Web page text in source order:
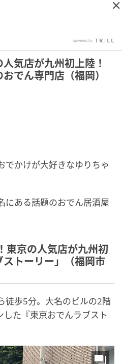
人気店が九州初上陸！
でん専門店（福岡）
でかけが大好きなゆりちゃ
にある話題のおでん居酒屋
京の人気店が九州初
トーリー」（福岡市
徒歩5分。大名のビルの2階
た『東京おでんラブスト